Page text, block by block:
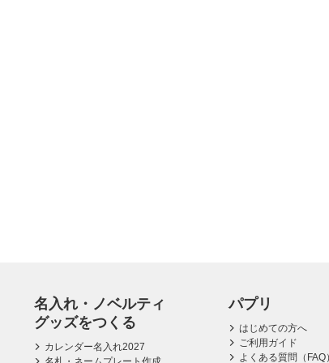
名入れ・ノベルティ
グッズをつくる
カレンダー名入れ2027
パプリ
はじめての方へ
ご利用ガイド
よくある質問（FAQ